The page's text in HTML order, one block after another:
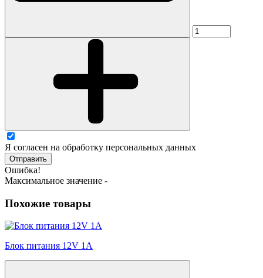
Я согласен на обработку персональных данных
Отправить
Ошибка!
Максимальное значение -
Похожие товары
Блок питания 12V 1A